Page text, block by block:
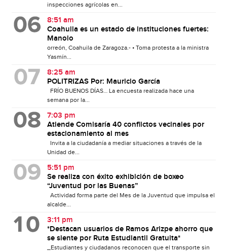
inspecciones agrícolas en...
8:51 am
Coahuila es un estado de instituciones fuertes:
Manolo
orreón, Coahuila de Zaragoza.- • Toma protesta a la ministra
Yasmín...
8:25 am
POLITRIZAS Por: Mauricio García
FRÍO BUENOS DÍAS… La encuesta realizada hace una
semana por la...
7:03 pm
Atiende Comisaría 40 conflictos vecinales por
estacionamiento al mes
Invita a la ciudadanía a mediar situaciones a través de la
Unidad de...
5:51 pm
Se realiza con éxito exhibición de boxeo
“Juventud por las Buenas”
Actividad forma parte del Mes de la Juventud que impulsa el
alcalde...
3:11 pm
*Destacan usuarios de Ramos Arizpe ahorro que
se siente por Ruta Estudiantil Gratuita*
_Estudiantes y ciudadanos reconocen que el transporte sin